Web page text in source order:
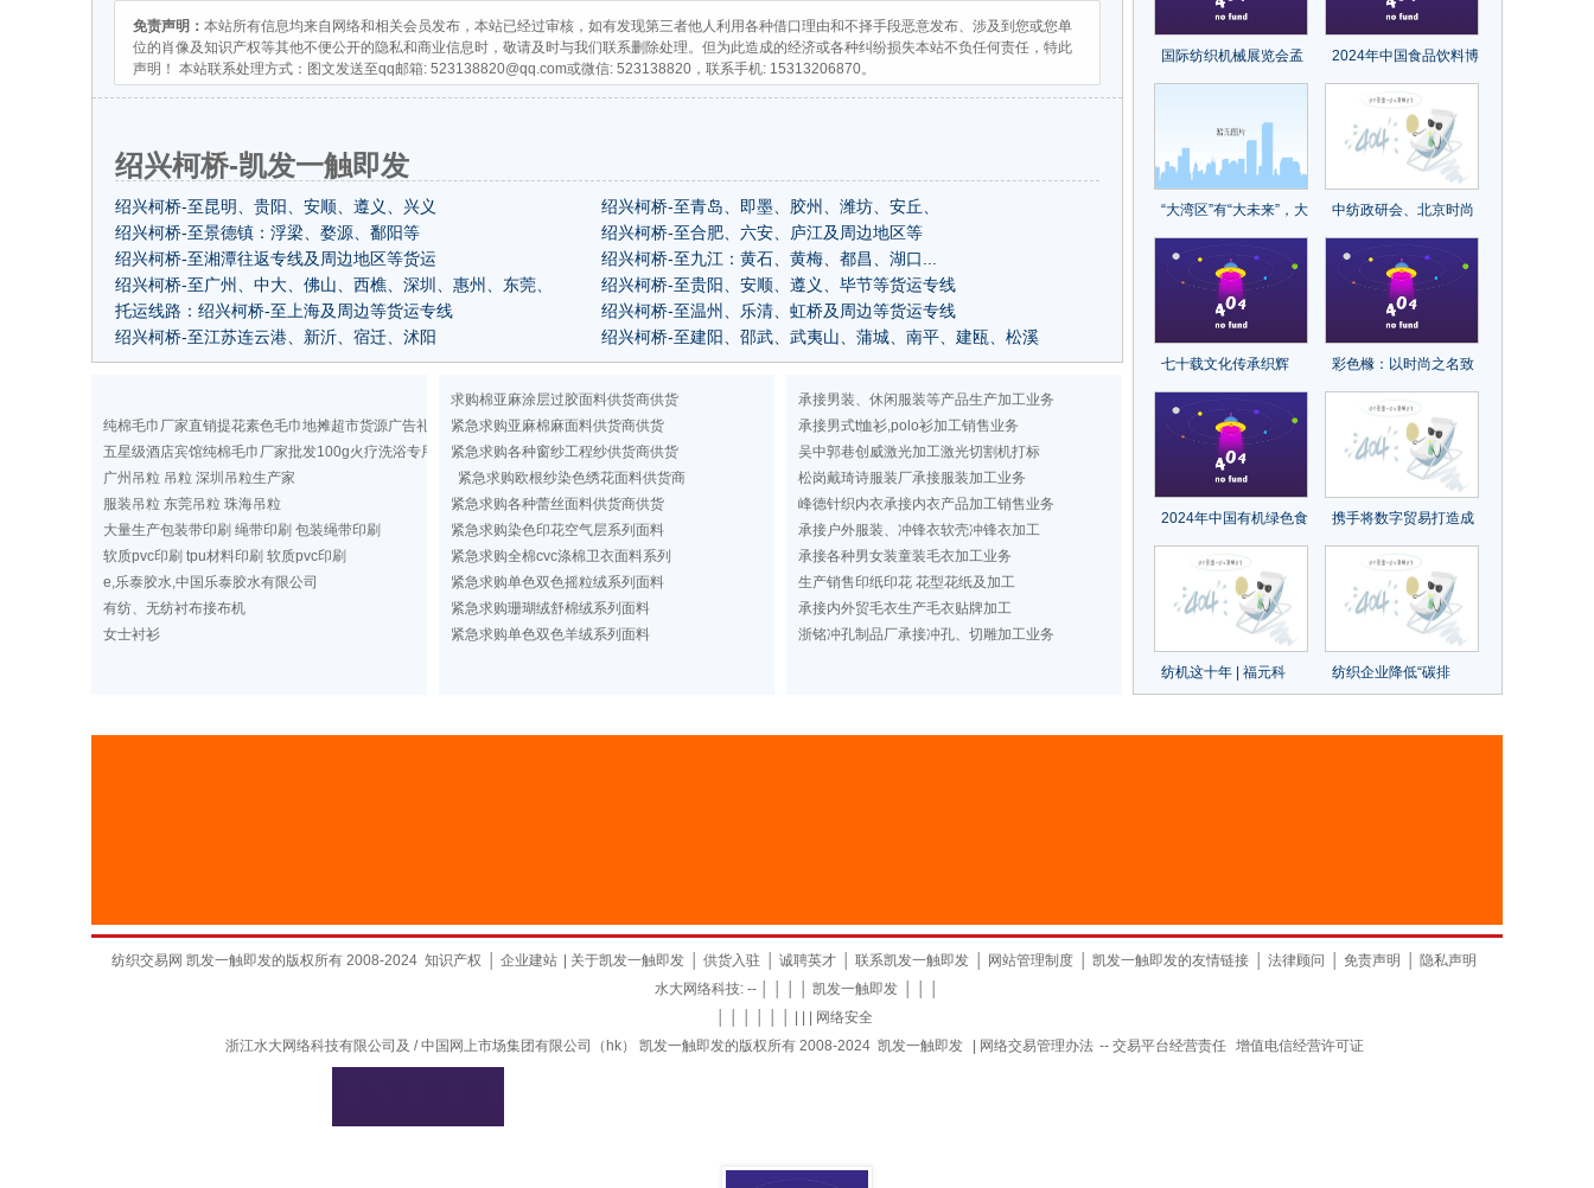
免责声明： 本站所有信息均来自网络和相关会员发布，本站已经过审核，如有发现第三者他人利用各种借口理由和不择手段恶意发布、涉及到您或您单
位的肖像及知识产权等其他不便公开的隐私和商业信息时，敬请及时与我们联系删除处理。但为此造成的经济或各种纠纷损失本站不负任何责任，特此
声明！ 本站联系处理方式：图文发送至qq邮箱: 523138820@qq.com或微信: 523138820，联系手机: 15313206870。
绍兴柯桥-凯发一触即发
绍兴柯桥-至昆明、贵阳、安顺、遵义、兴义
绍兴柯桥-至青岛、即墨、胶州、潍坊、安丘、
绍兴柯桥-至景德镇：浮梁、婺源、鄱阳等
绍兴柯桥-至合肥、六安、庐江及周边地区等
绍兴柯桥-至湘潭往返专线及周边地区等货运
绍兴柯桥-至九江：黄石、黄梅、都昌、湖口...
绍兴柯桥-至广州、中大、佛山、西樵、深圳、惠州、东莞、
绍兴柯桥-至贵阳、安顺、遵义、毕节等货运专线
托运线路：绍兴柯桥-至上海及周边等货运专线
绍兴柯桥-至温州、乐清、虹桥及周边等货运专线
绍兴柯桥-至江苏连云港、新沂、宿迁、沭阳
绍兴柯桥-至建阳、邵武、武夷山、蒲城、南平、建瓯、松溪
纯棉毛巾厂家直销提花素色毛巾地摊超市货源广告礼品洗浴毛巾
五星级酒店宾馆纯棉毛巾厂家批发100g火疗洗浴专用纯色毛巾定做
广州吊粒 吊粒 深圳吊粒生产家
服装吊粒 东莞吊粒 珠海吊粒
大量生产包装带印刷 绳带印刷 包装绳带印刷
软质pvc印刷 tpu材料印刷 软质pvc印刷
e,乐泰胶水,中国乐泰胶水有限公司
有纺、无纺衬布接布机
女士衬衫
求购棉亚麻涂层过胶面料供货商供货
紧急求购亚麻棉麻面料供货商供货
紧急求购各种窗纱工程纱供货商供货
紧急求购欧根纱染色绣花面料供货商
紧急求购各种蕾丝面料供货商供货
紧急求购染色印花空气层系列面料
紧急求购全棉cvc涤棉卫衣面料系列
紧急求购单色双色摇粒绒系列面料
紧急求购珊瑚绒舒棉绒系列面料
紧急求购单色双色羊绒系列面料
承接男装、休闲服装等产品生产加工业务
承接男式t恤衫,polo衫加工销售业务
吴中郭巷创威激光加工激光切割机打标
松岗戴琦诗服装厂承接服装加工业务
峰德针织内衣承接内衣产品加工销售业务
承接户外服装、冲锋衣软壳冲锋衣加工
承接各种男女装童装毛衣加工业务
生产销售印纸印花 花型花纸及加工
承接内外贸毛衣生产毛衣贴牌加工
浙铭冲孔制品厂承接冲孔、切雕加工业务
国际纺织机械展览会孟
加拉国观众组织推介会
2024年中国食品饮料博
览会/南京食品饮料展览
“大湾区”有“大未来”，大
湾区纺博会启幕
中纺政研会、北京时尚
控股共同推动发展软实
力全面提升
七十载文化传承织辉
煌，再出发砥砺前行续
新章！中国纺织出版社
成立70周年纪念大会召
彩色橼：以时尚之名致
敬手绘技艺
2024年中国有机绿色食
品展览会/南京特色农产
品博览会
携手将数字贸易打造成
为共同发展的新引擎
——从数贸会看数字经
济发展新动能
纺机这十年 | 福元科
技：在染色工程自动化
纺织企业降低“碳排
放”，尤尼吉可、帝人、
纺织交易网 凯发一触即发的版权所有 2008-2024 知识产权 企业建站 关于凯发一触即发 供货入驻 诚聘英才 联系凯发一触即发 网站管理制度 凯发一触即发的友情链接 法律顾问 免责声明
隐私声明
水大网络科技: -- │ │ │ │ 凯发一触即发
网络安全
浙江水大网络科技有限公司及 / 中国网上市场集团有限公司（hk） 凯发一触即发的版权所有 2008-2024 凯发一触即发 网络交易管理办法 -- 交易平台经营责任 增值电信经营许可证